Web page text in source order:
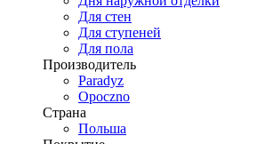
Для стен
Для ступеней
Для пола
Производитель
Paradyz
Opoczno
Страна
Польша